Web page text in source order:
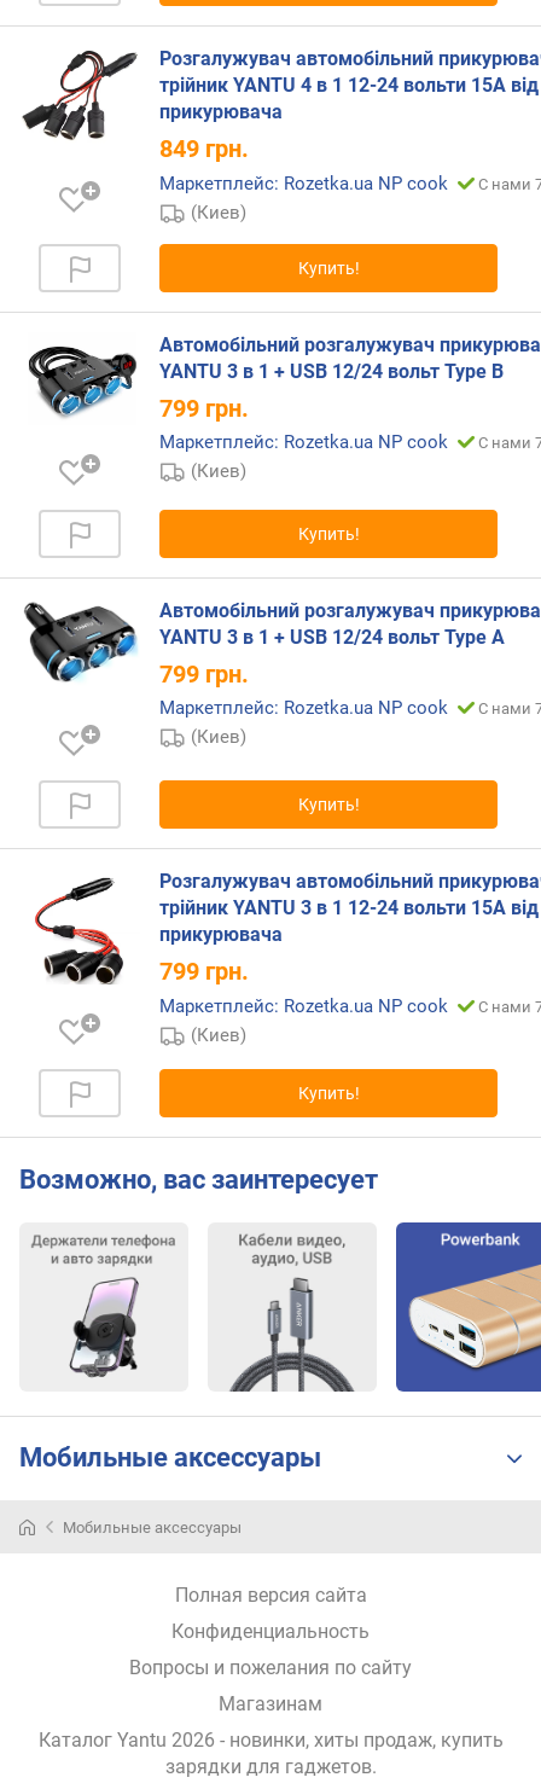
е
в
ы
м
п
о
з
ы
в
а
м
о
а
о
б
а
е
я
о
к
о
л
ч
с
п
д
о
м
Розгалужувач автомобільний
трійник YANTU 4 в 1 12-24 вольти 15А від
прикурювача
849 грн.
Маркетплейс: Rozetka.ua NP cook С нами
(Киев)
Купить!
Автомобільний розгалужувач
YANTU 3 в 1 + USB 12/24 вольт Type B
799 грн.
Маркетплейс: Rozetka.ua NP cook С нами
(Киев)
Купить!
Автомобільний розгалужувач
YANTU 3 в 1 + USB 12/24 вольт Type A
799 грн.
Маркетплейс: Rozetka.ua NP cook С нами
(Киев)
Купить!
Розгалужувач автомобільний
трійник YANTU 3 в 1 12-24 вольти 15А від
прикурювача
799 грн.
Маркетплейс: Rozetka.ua NP cook С нами
(Киев)
Купить!
Возможно, вас заинтересует
Мобильные аксессуары
Мобильные аксессуары
Полная версия сайта
Конфиденциальность
Вопросы и пожелания по сайту
Магазинам
Каталог Yantu 2026 - новинки, хиты продаж, купить
зарядки для гаджетов.